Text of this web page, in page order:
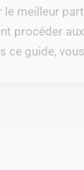
le meilleur
procéder
ce guide,